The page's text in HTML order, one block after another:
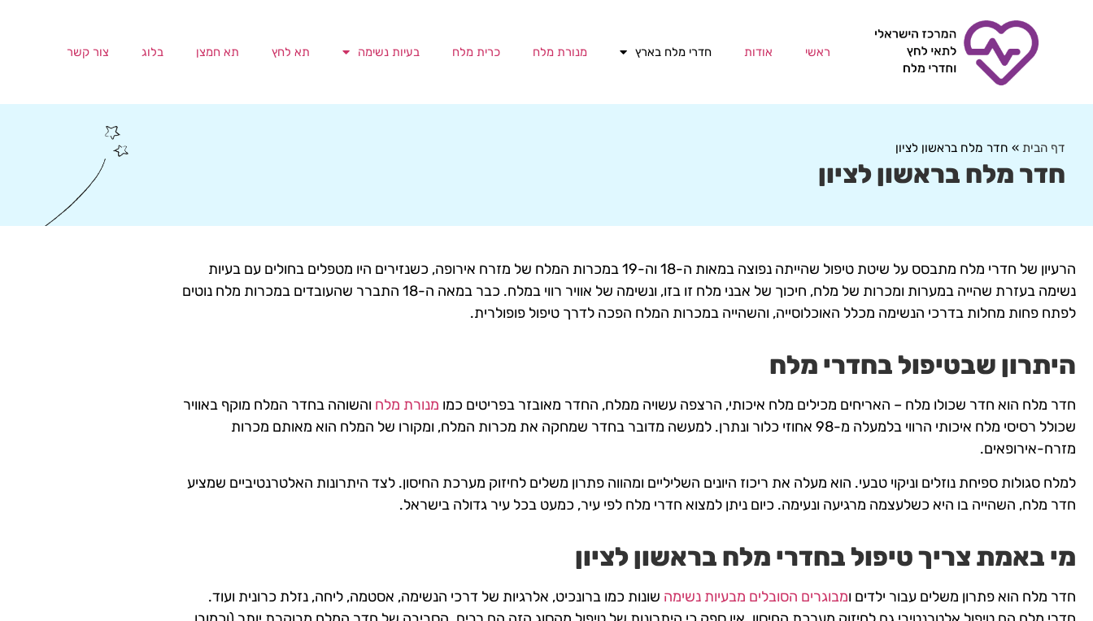
ראשי אודות חדרי מלח בארץ מנורת מלח כרית מלח בעיות נשימה תא לחץ תא חמצן בלוג צור קשר
דף הבית » חדר מלח בראשון לציון
חדר מלח בראשון לציון
הרעיון של חדרי מלח מתבסס על שיטת טיפול שהייתה נפוצה במאות ה-18 וה-19 במכרות המלח של מזרח אירופה, כשנזירים היו מטפלים בחולים עם בעיות
נשימה בעזרת שהייה במערות ומכרות של מלח, חיכוך של אבני מלח זו בזו, ונשימה של אוויר רווי במלח. כבר במאה ה-18 התברר שהעובדים במכרות מלח נוטים
לפתח פחות מחלות בדרכי הנשימה מכלל האוכלוסייה, והשהייה במכרות המלח הפכה לדרך טיפול פופולרית.
היתרון שבטיפול בחדרי מלח
חדר מלח הוא חדר שכולו מלח – האריחים מכילים מלח איכותי, הרצפה עשויה ממלח, החדר מאובזר בפריטים כמו מנורת מלח והשוהה בחדר המלח מוקף באוויר
שכולל רסיסי מלח איכותי הרווי בלמעלה מ-98 אחוזי כלור ונתרן. למעשה מדובר בחדר שמחקה את מכרות המלח, ומקורו של המלח הוא מאותם מכרות
מזרח-אירופאים.
למלח סגולות ספיחת נוזלים וניקוי טבעי. הוא מעלה את ריכוז היונים השליליים ומהווה פתרון משלים לחיזוק מערכת החיסון. לצד היתרונות האלטרנטיביים שמציע
חדר מלח, השהייה בו היא כשלעצמה מרגיעה ונעימה. כיום ניתן למצוא חדרי מלח לפי עיר, כמעט בכל עיר גדולה בישראל.
מי באמת צריך טיפול בחדרי מלח בראשון לציון
חדר מלח הוא פתרון משלים עבור ילדים ומבוגרים הסובלים מבעיות נשימה שונות כמו ברונכיט, אלרגיות של דרכי הנשימה, אסטמה, ליחה, נזלת כרונית ועוד.